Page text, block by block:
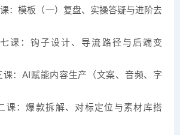
：模板（一）复盘、实操答疑与进阶去
课：钩子设计、导流路径与后端变
课：AI赋能内容生产（文案、音频、字
课：爆款拆解、对标定位与素材库搭